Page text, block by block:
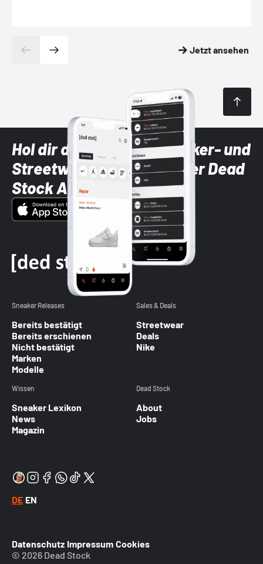
Jetzt ansehen
Hol dir die neuesten Sneaker- und
Streetwear-Brands mit der Dead
Stock App
Sneaker Releases
Bereits bestätigt
Bereits erschienen
Nicht bestätigt
Marken
Modelle
Sales & Deals
Streetwear
Deals
Nike
Wissen
Sneaker Lexikon
News
Magazin
Dead Stock
About
Jobs
DE EN
Datenschutz Impressum Cookies
© 2026 Dead Stock